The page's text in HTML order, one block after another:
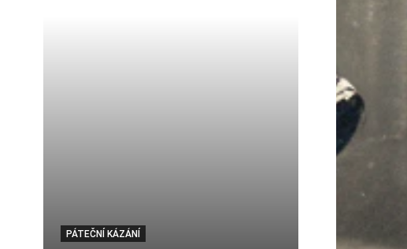
PÁTEČNÍ KÁZÁNÍ
Generální